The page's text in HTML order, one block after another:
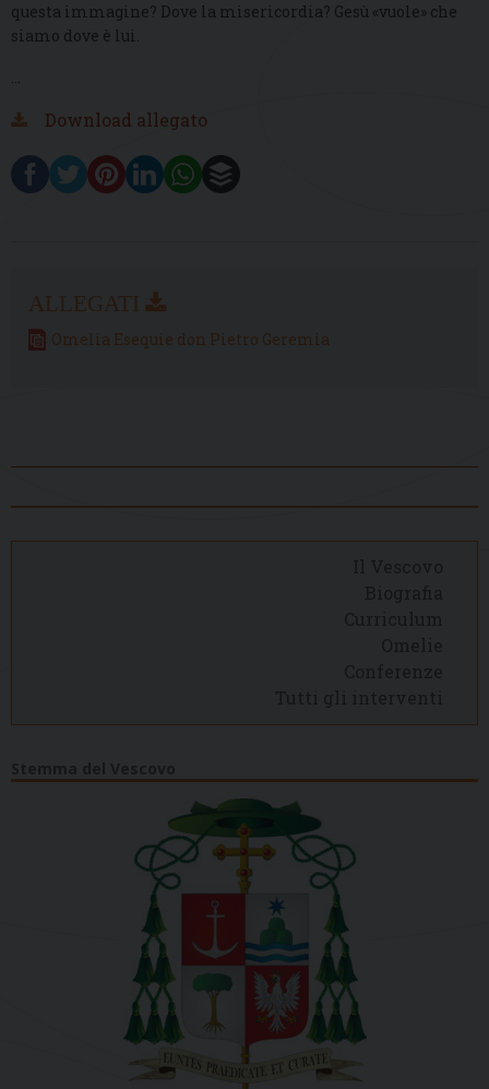
questa immagine? Dove la misericordia? Gesù «vuole» che
siamo dove è lui.
…
Download allegato
Omelia Esequie don Pietro Geremia